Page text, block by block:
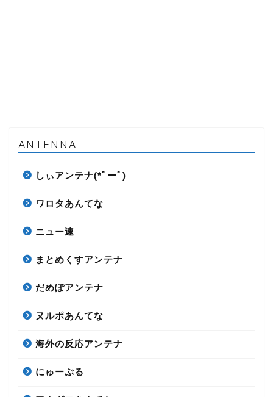
ANTENNA
しぃアンテナ(*ﾟーﾟ)
ワロタあんてな
ニュー速
まとめくすアンテナ
だめぽアンテナ
ヌルポあんてな
海外の反応アンテナ
にゅーぷる